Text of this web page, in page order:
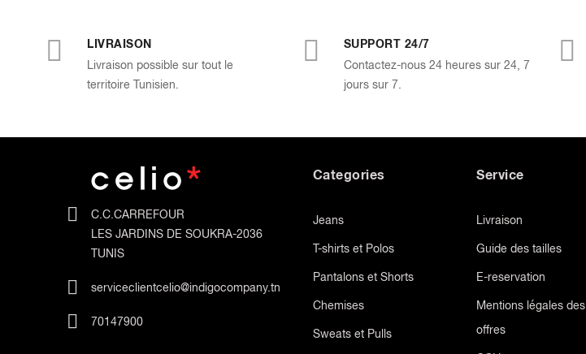
LIVRAISON
Livraison possible sur tout le
territoire Tunisien.
SUPPORT 24/7
Contactez-nous 24 heures sur 24, 7
jours sur 7.
C.C.CARREFOUR
LES JARDINS DE SOUKRA-2036
TUNIS
serviceclientcelio@indigocompany.tn
70147900
Categories
Jeans
T-shirts et Polos
Pantalons et Shorts
Chemises
Sweats et Pulls
Service
Livraison
Guide des tailles
E-reservation
Mentions légales des
offres